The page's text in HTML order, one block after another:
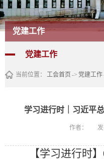
党建工作
党建工作
当前位置： 工会首页-> 党建工作
学习进行时｜习近平
作者：
【学习进行时